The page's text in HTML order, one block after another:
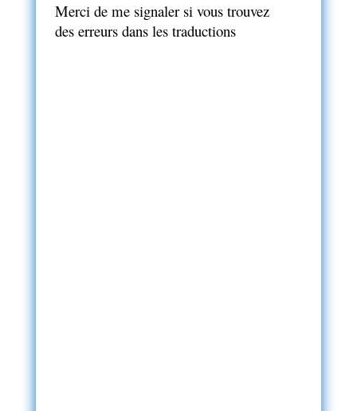
Merci de me signaler si vous trouvez
des erreurs dans les traductions